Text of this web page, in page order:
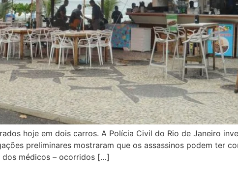
hoje em dois carros. A Polícia Civil do Rio de Janeiro
preliminares mostraram que os assassinos podem ter
dos médicos – ocorridos […]